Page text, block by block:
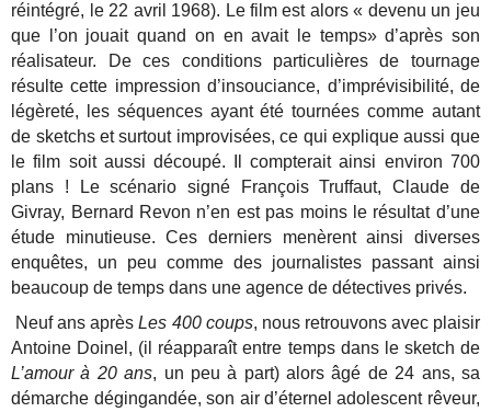
réintégré, le 22 avril 1968). Le film est alors « devenu un jeu
que l’on jouait quand on en avait le temps» d’après son
réalisateur. De ces conditions particulières de tournage
résulte cette impression d’insouciance, d’imprévisibilité, de
légèreté, les séquences ayant été tournées comme autant
de sketchs et surtout improvisées, ce qui explique aussi que
le film soit aussi découpé. Il compterait ainsi environ 700
plans ! Le scénario signé François Truffaut, Claude de
Givray, Bernard Revon n’en est pas moins le résultat d’une
étude minutieuse. Ces derniers menèrent ainsi diverses
enquêtes, un peu comme des journalistes passant ainsi
beaucoup de temps dans une agence de détectives privés.
Neuf ans aprèsLes 400 coups, nous retrouvons avec plaisir
Antoine Doinel, (il réapparaît entre temps dans le sketch de
L’amour à 20 ans, un peu à part) alors âgé de 24 ans, sa
démarche dégingandée, son air d’éternel adolescent rêveur,